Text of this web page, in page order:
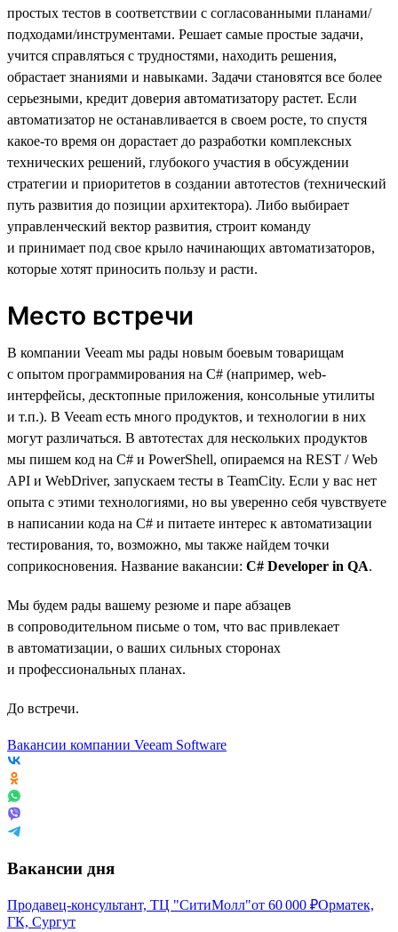
простых тестов в соответствии с согласованными планами/
подходами/инструментами. Решает самые простые задачи,
учится справляться с трудностями, находить решения,
обрастает знаниями и навыками. Задачи становятся все более
серьезными, кредит доверия автоматизатору растет. Если
автоматизатор не останавливается в своем росте, то спустя
какое-то время он дорастает до разработки комплексных
технических решений, глубокого участия в обсуждении
стратегии и приоритетов в создании автотестов (технический
путь развития до позиции архитектора). Либо выбирает
управленческий вектор развития, строит команду
и принимает под свое крыло начинающих автоматизаторов,
которые хотят приносить пользу и расти.
Место встречи
В компании Veeam мы рады новым боевым товарищам
с опытом программирования на C# (например, web-
интерфейсы, десктопные приложения, консольные утилиты
и т.п.). В Veeam есть много продуктов, и технологии в них
могут различаться. В автотестах для нескольких продуктов
мы пишем код на C# и PowerShell, опираемся на REST / Web
API и WebDriver, запускаем тесты в TeamCity. Если у вас нет
опыта с этими технологиями, но вы уверенно себя чувствуете
в написании кода на C# и питаете интерес к автоматизации
тестирования, то, возможно, мы также найдем точки
соприкосновения. Название вакансии: C# Developer in QA.
Мы будем рады вашему резюме и паре абзацев
в сопроводительном письме о том, что вас привлекает
в автоматизации, о ваших сильных сторонах
и профессиональных планах.
До встречи.
Вакансии компании Veeam Software
Вакансии дня
Продавец-консультант, ТЦ "СитиМолл"от 60 000 ₽Орматек,
ГК, Сургут